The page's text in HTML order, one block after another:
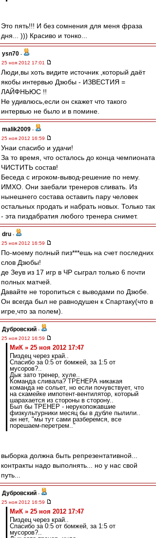
Это пять!!! И без сомнения для меня фраза
дня... ))) Красиво и тонко...
ysn70 -
25 ноя 2012 17:01
Люди,вы хоть видите источник ,который даёт
якобы интервью Дзюбы - ИЗВЕСТИЯ =
ЛАЙФНЬЮС !!
Не удивлюсь,если он скажет что такого
интервью не было и в помине.
malik2009 -
25 ноя 2012 16:59
Унаи спасибо и удачи!
За то время, что осталось до конца чемпионата
ЧИСТИТЬ состав!
Беседа с игроком-вывод-решение по нему.
ИМХО. Они заебали тренеров сливать. Из
нынешнего состава оставить пару человек
остальных продать и набрать новых. Только так
- эта пиздабратия любого тренера снимет.
dru -
25 ноя 2012 16:59
По-моему полный пиз***ешь на счет последних
слов Дзюбы!
де Зеув из 17 игр в ЧР сыграл только 6 почти
полных матчей.
Давайте не торопиться с выводами по Дзюбе.
Он всегда был не равнодушен к Спартаку(что в
игре,что за полем).
Дубровский -
25 ноя 2012 16:59
МиК » 25 ноя 2012 17:47
Пиздец через край..
Спасибо за 0:5 от бомжей, за 1:5 от
мусоров?..
Дык зато тренер, хуле..
Команда сливала? ТРЕНЕРА никакая
команда не сольет, но если почувствует, что
на скамейке импотент-вентилятор, который
шарахается из стороны в сторону..
Был бы ТРЕНЕР - нерукопожавшие
физкультурники месяц бы в дубле пылили..
ан нет, "мы тут сами разберемся, все
порешаем-перетрем.."
выборка должна быть репрезентативной...
контракты надо выполнять... но у нас свой
путь...
Дубровский -
25 ноя 2012 16:59
МиК » 25 ноя 2012 17:47
Пиздец через край..
Спасибо за 0:5 от бомжей, за 1:5 от
мусоров?..